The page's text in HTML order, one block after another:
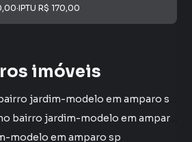
·IPTU R$ 170,00
imóveis
modelo em amparo sp